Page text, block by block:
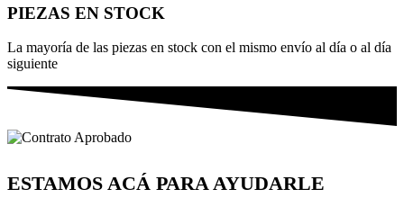
PIEZAS EN STOCK
La mayoría de las piezas en stock con el mismo envío al día o al día
siguiente
ESTAMOS ACÁ PARA AYUDARLE